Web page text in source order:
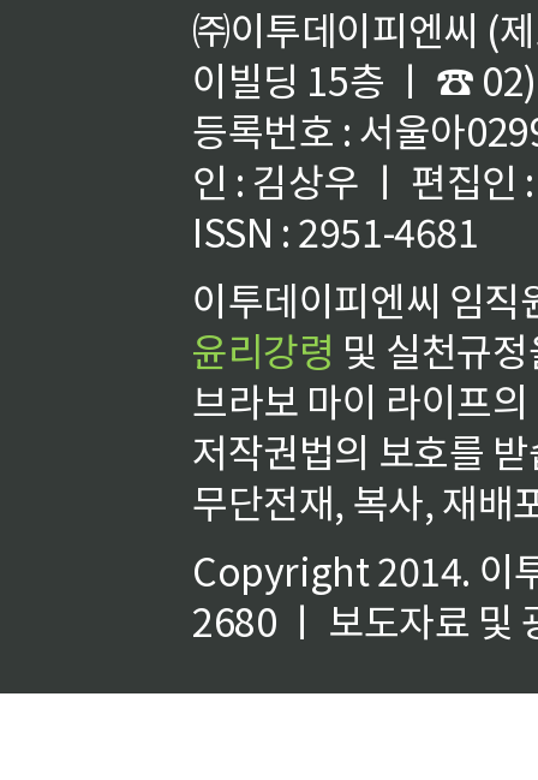
㈜이투데이피엔씨 (
이빌딩 15층 ㅣ ☎
등록번호 : 서울아
인 : 김상우 ㅣ 편집인
ISSN : 2951-4681
이투데이피엔씨 임
윤리강령 및 실천규
브라보 마이 라이프
저작권법의 보호를
무단전재, 복사, 재배
Copyright 2014. 이
2680 ㅣ 보도자료